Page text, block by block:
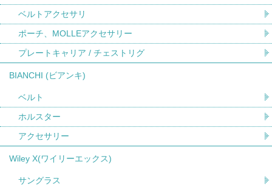
ベルトアクセサリ
ポーチ、MOLLEアクセサリー
プレートキャリア / チェストリグ
BIANCHI (ビアンキ)
ベルト
ホルスター
アクセサリー
Wiley X(ワイリーエックス)
サングラス